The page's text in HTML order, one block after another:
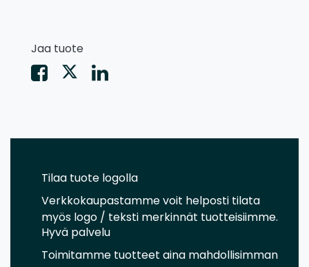
Jaa tuote
Tilaa tuote logolla
Verkkokaupastamme voit helposti tilata
myös logo / teksti merkinnät tuotteisiimme.
Hyvä palvelu
Toimitamme tuotteet aina mahdollisimman